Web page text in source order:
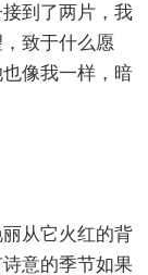
到了两片，我
致于什么愿
像我一样，暗
从它火红的背
意的季节如果